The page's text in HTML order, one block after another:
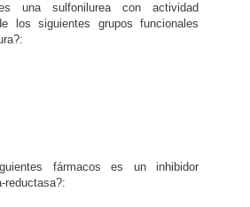
una sulfonilurea con actividad
los siguientes grupos funcionales
fármacos es un inhibidor
reductasa?: